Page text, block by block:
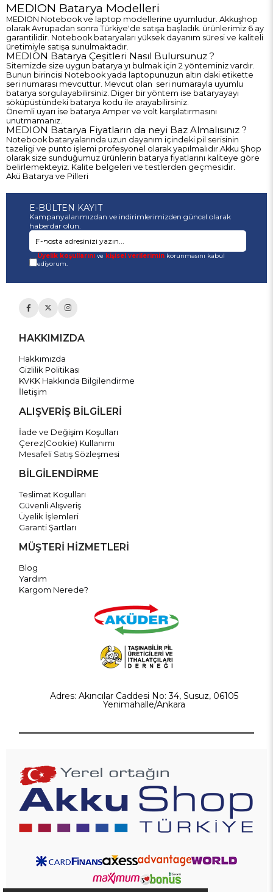
MEDION Batarya Modelleri
MEDION Notebook ve laptop modellerine uyumludur. Akkuşhop
olarak Avrupadan sonra Türkiye'de satışa başladık. ürünlerimiz 6 ay
garantilidir. Notebook batarya ları yüksek dayanım süresi ve kaliteli
üretimiyle satışa sunulmaktadır.
MEDION Batarya Çeşitleri Nasıl Bulursunuz ?
Sitemizde size uygun batarya yı bulmak için 2 yönteminiz vardır.
Bunun birincisi Notebook yada laptopunuzun altın daki etikette
seri numarası mevcuttur. Mevcut olan seri numarayla uyumlu
batarya sorgulayabilirsiniz. Diger bir yöntem ise bataryayayı
söküpüstündeki batarya kodu ile arayabilirsiniz.
Önemli uyarı ise batarya Amper ve volt karşılatırmasını
unutmamanız.
MEDION Batarya Fiyatların da neyi Baz Almalısınız ?
Notebook bataryalarında uzun dayanım içindeki pil serisinin
tazeligi ve punto işlemi profesyonel olarak yapılmalıdır.Akku Şhop
olarak size sunduğumuz ürünlerin batarya fiyatlarını kaliteye göre
belirlemekteyiz. Kalite belgeleri ve testlerden geçmesidir.
Akü Batarya ve Pilleri
E-BÜLTEN KAYIT
Kampanyalarımızdan ve indirimlerimizden güncel olarak
haberdar olun.
Üyelik koşullarınıve kişisel verileriminkorunmasını kabul
ediyorum.
HAKKIMIZDA
Hakkımızda
Gizlilik Politikası
KVKK Hakkında Bilgilendirme
İletişim
ALIŞVERİŞ BİLGİLERİ
İade ve Değişim Koşulları
Çerez(Cookie) Kullanımı
Mesafeli Satış Sözleşmesi
BİLGİLENDİRME
Teslimat Koşulları
Güvenli Alışveriş
Üyelik İşlemleri
Garanti Şartları
MÜŞTERİ HİZMETLERİ
Blog
Yardım
Kargom Nerede?
Adres: Akıncılar Caddesi No: 34, Susuz, 06105
Yenimahalle/Ankara